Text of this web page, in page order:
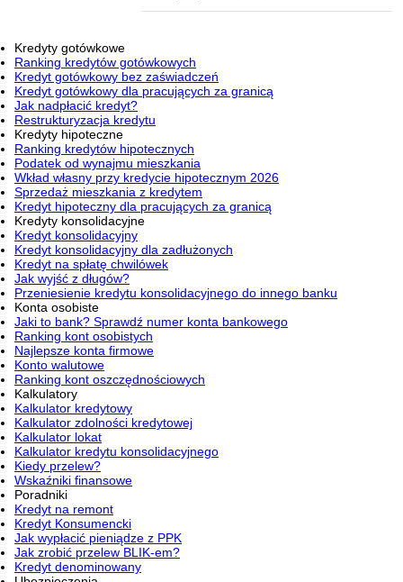
Kredyty gotówkowe
Ranking kredytów gotówkowych
Kredyt gotówkowy bez zaświadczeń
Kredyt gotówkowy dla pracujących za granicą
Jak nadpłacić kredyt?
Restrukturyzacja kredytu
Kredyty hipoteczne
Ranking kredytów hipotecznych
Podatek od wynajmu mieszkania
Wkład własny przy kredycie hipotecznym 2026
Sprzedaż mieszkania z kredytem
Kredyt hipoteczny dla pracujących za granicą
Kredyty konsolidacyjne
Kredyt konsolidacyjny
Kredyt konsolidacyjny dla zadłużonych
Kredyt na spłatę chwilówek
Jak wyjść z długów?
Przeniesienie kredytu konsolidacyjnego do innego banku
Konta osobiste
Jaki to bank? Sprawdź numer konta bankowego
Ranking kont osobistych
Najlepsze konta firmowe
Konto walutowe
Ranking kont oszczędnościowych
Kalkulatory
Kalkulator kredytowy
Kalkulator zdolności kredytowej
Kalkulator lokat
Kalkulator kredytu konsolidacyjnego
Kiedy przelew?
Wskaźniki finansowe
Poradniki
Kredyt na remont
Kredyt Konsumencki
Jak wypłacić pieniądze z PPK
Jak zrobić przelew BLIK-em?
Kredyt denominowany